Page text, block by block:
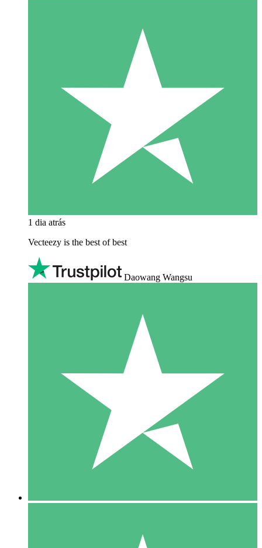
1 dia atrás
Vecteezy is the best of best
Daowang Wangsu